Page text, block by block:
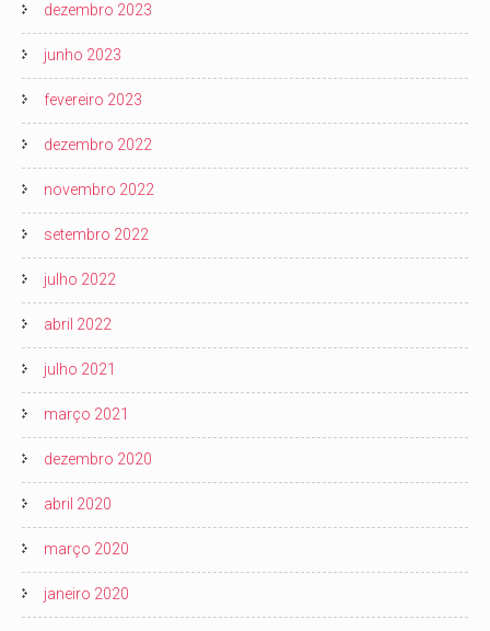
dezembro 2023
junho 2023
fevereiro 2023
dezembro 2022
novembro 2022
setembro 2022
julho 2022
abril 2022
julho 2021
março 2021
dezembro 2020
abril 2020
março 2020
janeiro 2020